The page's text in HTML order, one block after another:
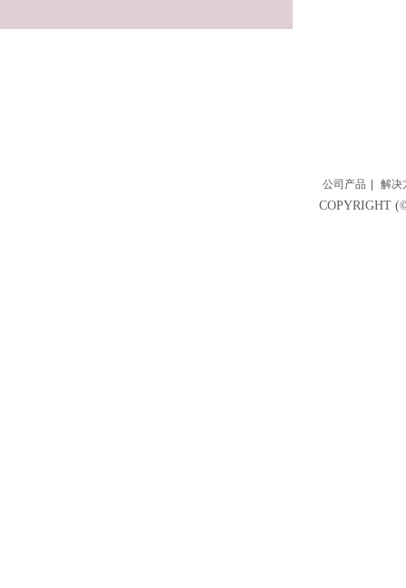
公司产品 解决
COPYRIGHT